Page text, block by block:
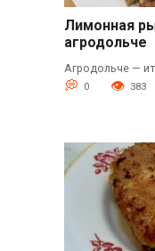
Лимонная
агродольче
Агродольче —
0 383